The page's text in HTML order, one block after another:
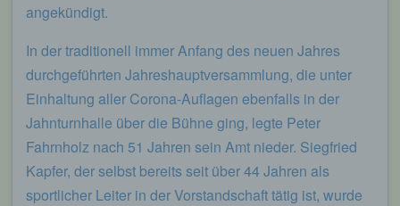
angekündigt.
In der traditionell immer Anfang des neuen Jahres
durchgeführten Jahreshauptversammlung, die unter
Einhaltung aller Corona-Auflagen ebenfalls in der
Jahnturnhalle über die Bühne ging, legte Peter
Fahrnholz nach 51 Jahren sein Amt nieder. Siegfried
Kapfer, der selbst bereits seit über 44 Jahren als
sportlicher Leiter in der Vorstandschaft tätig ist, wurde